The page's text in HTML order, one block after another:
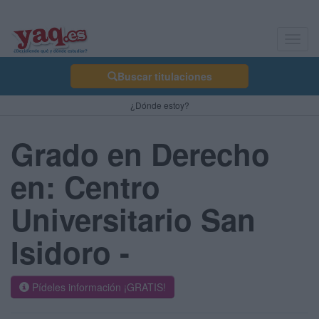
Buscar titulaciones
¿Dónde estoy?
Grado en Derecho
en: Centro
Universitario San
Isidoro -
Pídeles información ¡GRATIS!